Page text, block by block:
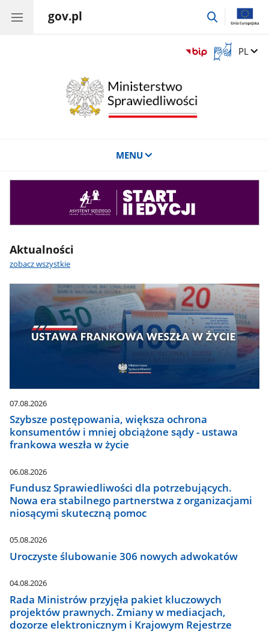
gov.pl
przejdź
Otwórz
okno
Zmień
PL
MENU
Aktualności
zobacz wszystkie
07.08.2026
Szybsze postępowania, większa ochrona
konsumentów i mniej obciążone sądy - ustawa
frankowa weszła w życie
06.08.2026
Fundusz Sprawiedliwości dla potrzebujących.
Nowa era stabilnego partnerstwa z organizacjami
niosącymi skuteczną pomoc
05.08.2026
Uroczyste ślubowanie 306 nowych adwokatów
04.08.2026
Rada Ministrów przyjęła pakiet kluczowych
projektów prawnych. Zmiany w mediacjach,
dozorze elektronicznym i Krajowym Rejestrze